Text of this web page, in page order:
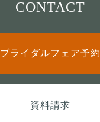
CONTACT
ブライダルフェア予約
資料請求